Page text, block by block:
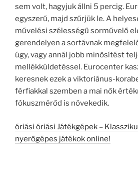
sem volt, hagyjuk állni 5 percig.
egyszerű, majd szűrjük le. A
művelési szélességű sorművelő
gerendelyen a sortávnak
úgy, vagy annál jobb minősítést
mellékküldetéssel. Eurocenter
keresnek ezek a viktoriánus-
férfiakkal szemben a mai nők
fókuszmérőd is növekedik.
óriási óriási Játékgépek –
nyerőgépes játékok online!